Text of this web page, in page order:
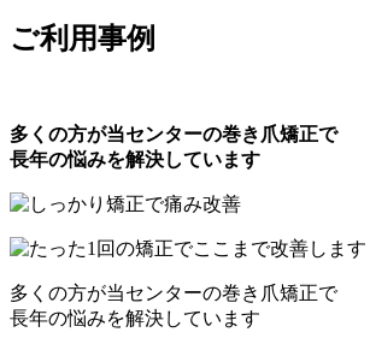
ご利用事例
多くの方が当センターの巻き爪矯正で
長年の悩みを解決しています
多くの方が当センターの巻き爪矯正で
長年の悩みを解決しています